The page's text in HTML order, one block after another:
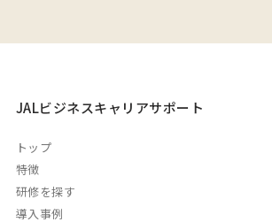
JALビジネスキャリアサポート
トップ
特徴
研修を探す
導入事例